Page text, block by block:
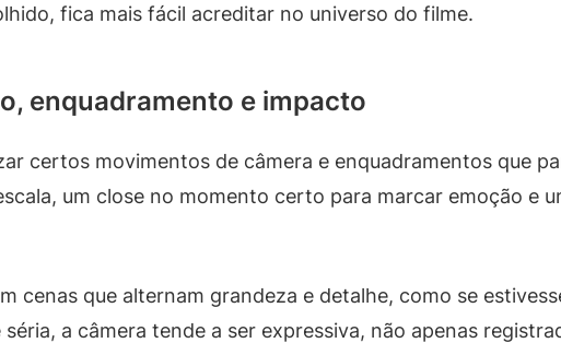
fica mais fácil acreditar no universo do filme.
enquadramento e impacto
certos movimentos de câmera e enquadramentos que
um close no momento certo para marcar emoção e
cenas que alternam grandeza e detalhe, como se
a câmera tende a ser expressiva, não apenas